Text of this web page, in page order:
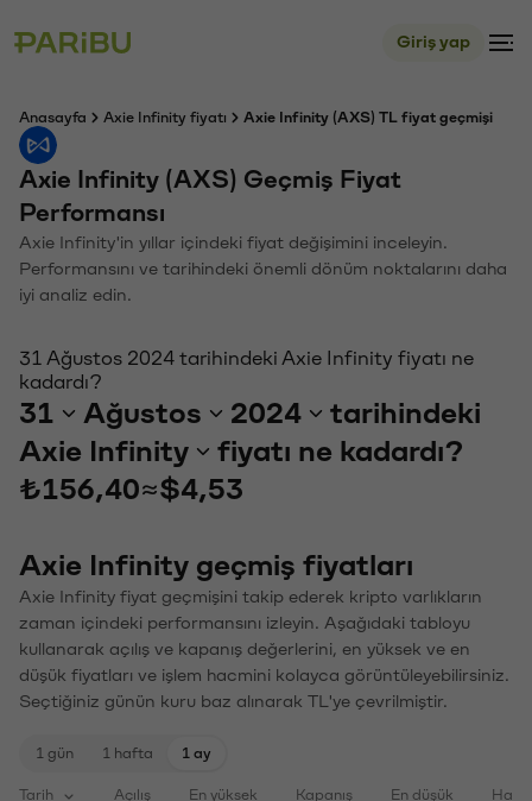
Giriş yap
Anasayfa Axie Infinity fiyatı Axie Infinity (AXS) TL fiyat geçmişi
Axie Infinity (AXS) Geçmiş Fiyat
Performansı
Axie Infinity'in yıllar içindeki fiyat değişimini inceleyin.
Performansını ve tarihindeki önemli dönüm noktalarını daha
iyi analiz edin.
31 Ağustos 2024 tarihindeki Axie Infinity fiyatı ne
kadardı?
31 Ağustos 2024
tarihindeki
Axie Infinity
fiyatı ne kadardı?
₺156,40≈$4,53
Axie Infinity geçmiş fiyatları
Axie Infinity fiyat geçmişini takip ederek kripto varlıkların
zaman içindeki performansını izleyin. Aşağıdaki tabloyu
kullanarak açılış ve kapanış değerlerini, en yüksek ve en
düşük fiyatları ve işlem hacmini kolayca görüntüleyebilirsiniz.
Seçtiğiniz günün kuru baz alınarak TL'ye çevrilmiştir.
1 gün 1 hafta 1 ay
Tarih Açılış En yüksek Kapanış En düşük